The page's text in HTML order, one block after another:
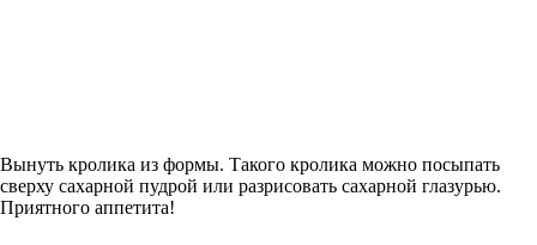
Вынуть кролика из формы. Такого кролика можно посыпать
сверху сахарной пудрой или разрисовать сахарной глазурью.
Приятного аппетита!